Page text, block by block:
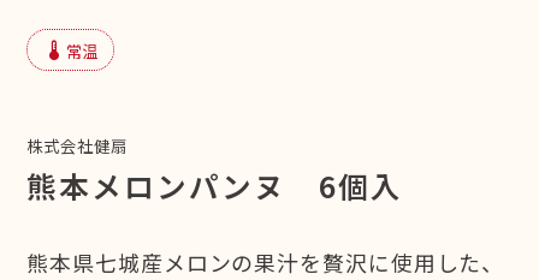
device_thermostat 常温
株式会社健扇
熊本メロンパンヌ 6個入
熊本県七城産メロンの果汁を贅沢に使用した、